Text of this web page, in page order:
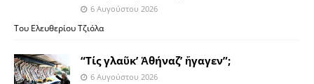
6 Αυγούστου 2026
Του Ελευθερίου Τζιόλα
“Τίς γλαῦκ’ Ἀθήναζ’ ἤγαγεν”;
6 Αυγούστου 2026